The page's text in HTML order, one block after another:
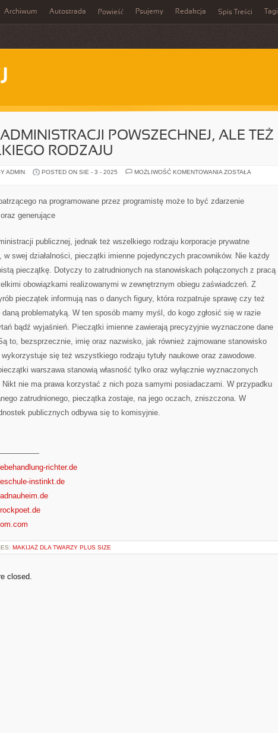
Archiwum Autostrada Powieść Psujemy Redakcja Spis Treści Tagi
POWSZECHNEJ, ALE TEŻ
RODZAJU
ADMIN POSTED ON SIE - 3 - 2025 MOŻLIWOŚĆ KOMENTOWANIA FIRMY
WSZELKIEGO
ZOSTAŁA
na programowane przez programistę może to być zdarzenie
generujące
publicznej, jednak też wszelkiego rodzaju korporacje prywatne
w swej działalności, pieczątki imienne pojedynczych pracowników. Nie każdy
pieczątkę. Dotyczy to zatrudnionych na stanowiskach połączonych z pracą
obowiązkami realizowanymi w zewnętrznym obiegu zaświadczeń. Z
pieczątek informują nas o danych figury, która rozpatruje sprawę czy też
daną problematyką. W ten sposób mamy myśl, do kogo zgłosić się w razie
bądź wyjaśnień. Pieczątki imienne zawierają precyzyjnie wyznaczone dane
to, bezsprzecznie, imię oraz nazwisko, jak również zajmowane stanowisko
się też wszystkiego rodzaju tytuły naukowe oraz zawodowe.
warszawa stanowią własność tylko oraz wyłącznie wyznaczonych
Nikt nie ma prawa korzystać z nich poza samymi posiadaczami. W przypadku
zatrudnionego, pieczątka zostaje, na jego oczach, zniszczona. W
publicznych odbywa się to komisyjnie.
richter.de
instinkt.de
MAKIJAŻ DLA TWARZY PLUS SIZE
closed.